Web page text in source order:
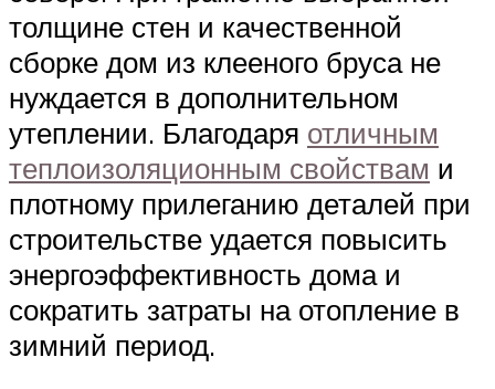
толщине стен и качественной
сборке дом из клееного бруса не
нуждается в дополнительном
утеплении. Благодаря отличным
теплоизоляционным свойствам и
плотному прилеганию деталей при
строительстве удается повысить
энергоэффективность дома и
сократить затраты на отопление в
зимний период.